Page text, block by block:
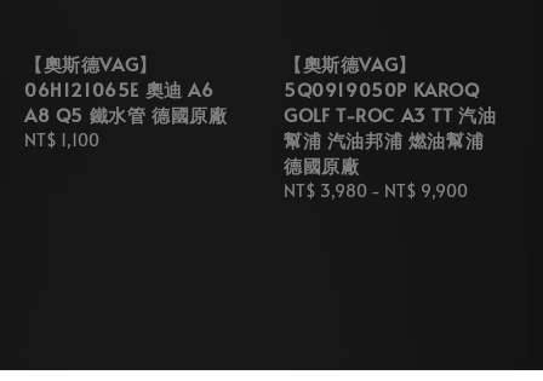
【奧斯德VAG】
06H121065E 奧迪 A6
A8 Q5 鐵水管 德國原廠
Regular
NT$ 1,100
【奧斯德VAG】
5Q0919050P KAROQ
GOLF T-ROC A3 TT 汽油
幫浦 汽油邦浦 燃油幫浦
德國原廠
Regular
NT$ 3,980 - NT$ 9,900